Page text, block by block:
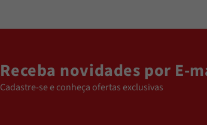
Receba novidades por E-
Cadastre-se e conheça ofertas exclusivas